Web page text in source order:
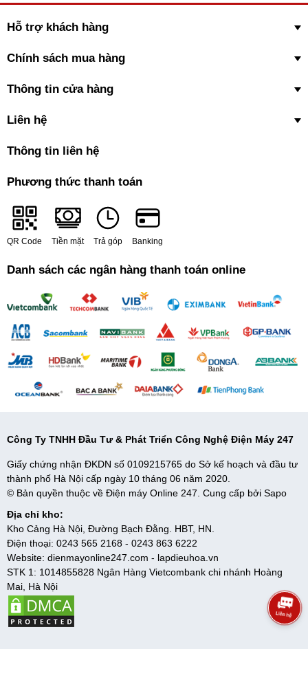
Hỗ trợ khách hàng
Chính sách mua hàng
Thông tin cửa hàng
Liên hệ
Thông tin liên hệ
Phương thức thanh toán
QR Code Tiền mặt Trả góp Banking
Danh sách các ngân hàng thanh toán online
Công Ty TNHH Đầu Tư & Phát Triển Công Nghệ Điện Máy 247
Giấy chứng nhận ĐKDN số 0109215765 do Sở kế hoạch và đầu tư
thành phố Hà Nội cấp ngày 10 tháng 06 năm 2020.
© Bản quyền thuộc về Điện máy Online 247. Cung cấp bởi Sapo
Địa chỉ kho:
Kho Cảng Hà Nội, Đường Bạch Đằng. HBT, HN.
Điện thoại: 0243 565 2168 - 0243 863 6222
Website: dienmayonline247.com - lapdieuhoa.vn
STK 1: 1014855828 Ngân Hàng Vietcombank chi nhánh Hoàng
Mai, Hà Nội